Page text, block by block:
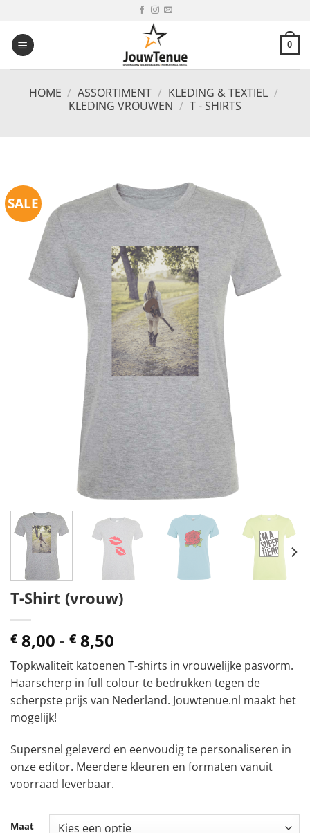
inhoud
0
HOME / ASSORTIMENT / KLEDING & TEXTIEL /
KLEDING VROUWEN / T - SHIRTS
SALE
T-Shirt (vrouw)
€ 8,00 - € 8,50
€ 8,00
tot
€ 8,50
Topkwaliteit katoenen T-shirts in vrouwelijke pasvorm.
Haarscherp in full colour te bedrukken tegen de
scherpste prijs van Nederland. Jouwtenue.nl maakt het
mogelijk!
Supersnel geleverd en eenvoudig te personaliseren in
onze editor. Meerdere kleuren en formaten vanuit
voorraad leverbaar.
Maat